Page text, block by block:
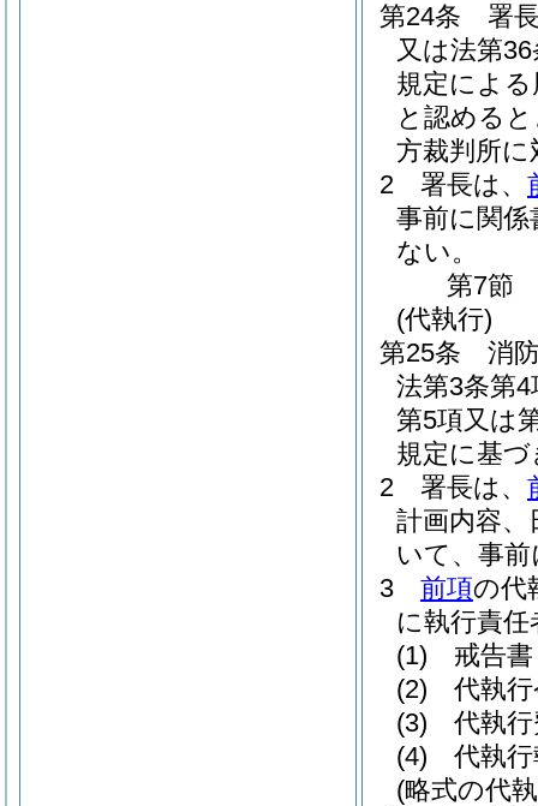
第24条
署
又は法第
規定によ
と認める
方裁判所
2
署長は、
事前に関
ない。
第7節
(代執行)
第25条
消
法第3条第
第5項又は
規定に基
2
署長は、
計画内容、
いて、事
3
前項の代
に執行責
(1)
戒告書
(2)
代執
(3)
代執
(4)
代執
(略式の代